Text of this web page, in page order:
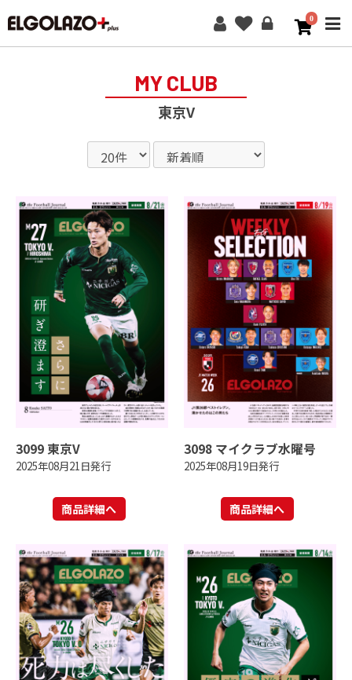
0
MY CLUB
東京V
3099 東京V
2025年08月21日発行
商品詳細へ
3098 マイクラブ水曜号
2025年08月19日発行
商品詳細へ